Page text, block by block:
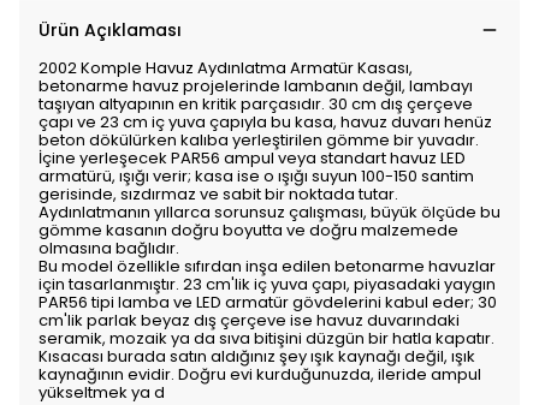
Ürün Açıklaması
2002 Komple Havuz Aydınlatma Armatür Kasası,
betonarme havuz projelerinde lambanın değil, lambayı
taşıyan altyapının en kritik parçasıdır. 30 cm dış çerçeve
çapı ve 23 cm iç yuva çapıyla bu kasa, havuz duvarı henüz
beton dökülürken kalıba yerleştirilen gömme bir yuvadır.
İçine yerleşecek PAR56 ampul veya standart havuz LED
armatürü, ışığı verir; kasa ise o ışığı suyun 100-150 santim
gerisinde, sızdırmaz ve sabit bir noktada tutar.
Aydınlatmanın yıllarca sorunsuz çalışması, büyük ölçüde bu
gömme kasanın doğru boyutta ve doğru malzemede
olmasına bağlıdır.
Bu model özellikle sıfırdan inşa edilen betonarme havuzlar
için tasarlanmıştır. 23 cm'lik iç yuva çapı, piyasadaki yaygın
PAR56 tipi lamba ve LED armatür gövdelerini kabul eder; 30
cm'lik parlak beyaz dış çerçeve ise havuz duvarındaki
seramik, mozaik ya da sıva bitişini düzgün bir hatla kapatır.
Kısacası burada satın aldığınız şey ışık kaynağı değil, ışık
kaynağının evidir. Doğru evi kurduğunuzda, ileride ampul
yükseltmek ya d